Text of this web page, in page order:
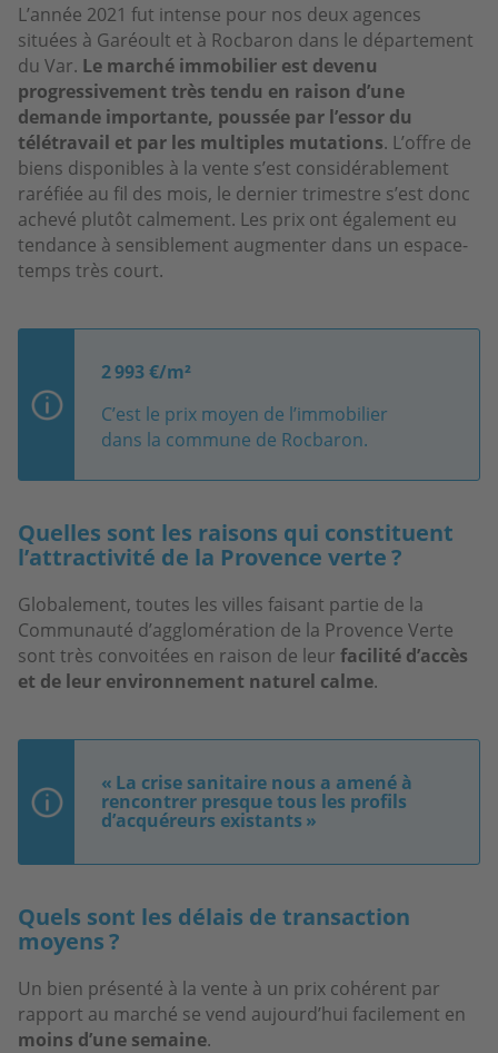
L’année 2021 fut intense pour nos deux agences
situées à Garéoult et à Rocbaron dans le département
du Var. Le marché immobilier est devenu
progressivement très tendu en raison d’une
demande importante, poussée par l’essor du
télétravail et par les multiples mutations. L’offre de
biens disponibles à la vente s’est considérablement
raréfiée au fil des mois, le dernier trimestre s’est donc
achevé plutôt calmement. Les prix ont également eu
tendance à sensiblement augmenter dans un espace-
temps très court.
2 993 €/m²
C’est le prix moyen de l’immobilier
dans la commune de Rocbaron.
Quelles sont les raisons qui constituent
l’attractivité de la Provence verte ?
Globalement, toutes les villes faisant partie de la
Communauté d’agglomération de la Provence Verte
sont très convoitées en raison de leur facilité d’accès
et de leur environnement naturel calme.
« La crise sanitaire nous a amené à
rencontrer presque tous les profils
d’acquéreurs existants »
Quels sont les délais de transaction
moyens ?
Un bien présenté à la vente à un prix cohérent par
rapport au marché se vend aujourd’hui facilement en
moins d’une semaine.